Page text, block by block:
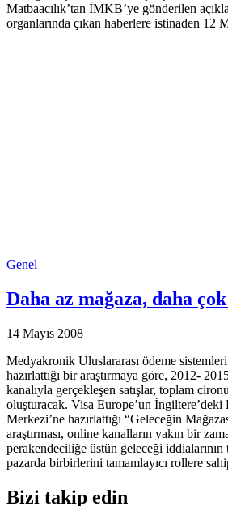
Matbaacılık’tan İMKB’ye gönderilen
organlarında çıkan haberlere istinaden 12
Genel
Daha az mağaza, daha
14 Mayıs 2008
Medyakronik Uluslararası ödeme
hazırlattığı bir araştırmaya göre, 2012-
kanalıyla gerçekleşen satışlar, toplam
oluşturacak. Visa Europe’un İngiltere’deki
Merkezi’ne hazırlattığı “Geleceğin
araştırması, online kanalların yakın bir
perakendeciliğe üstün geleceği iddialarının
pazarda birbirlerini tamamlayıcı rollere
Bizi takip edin